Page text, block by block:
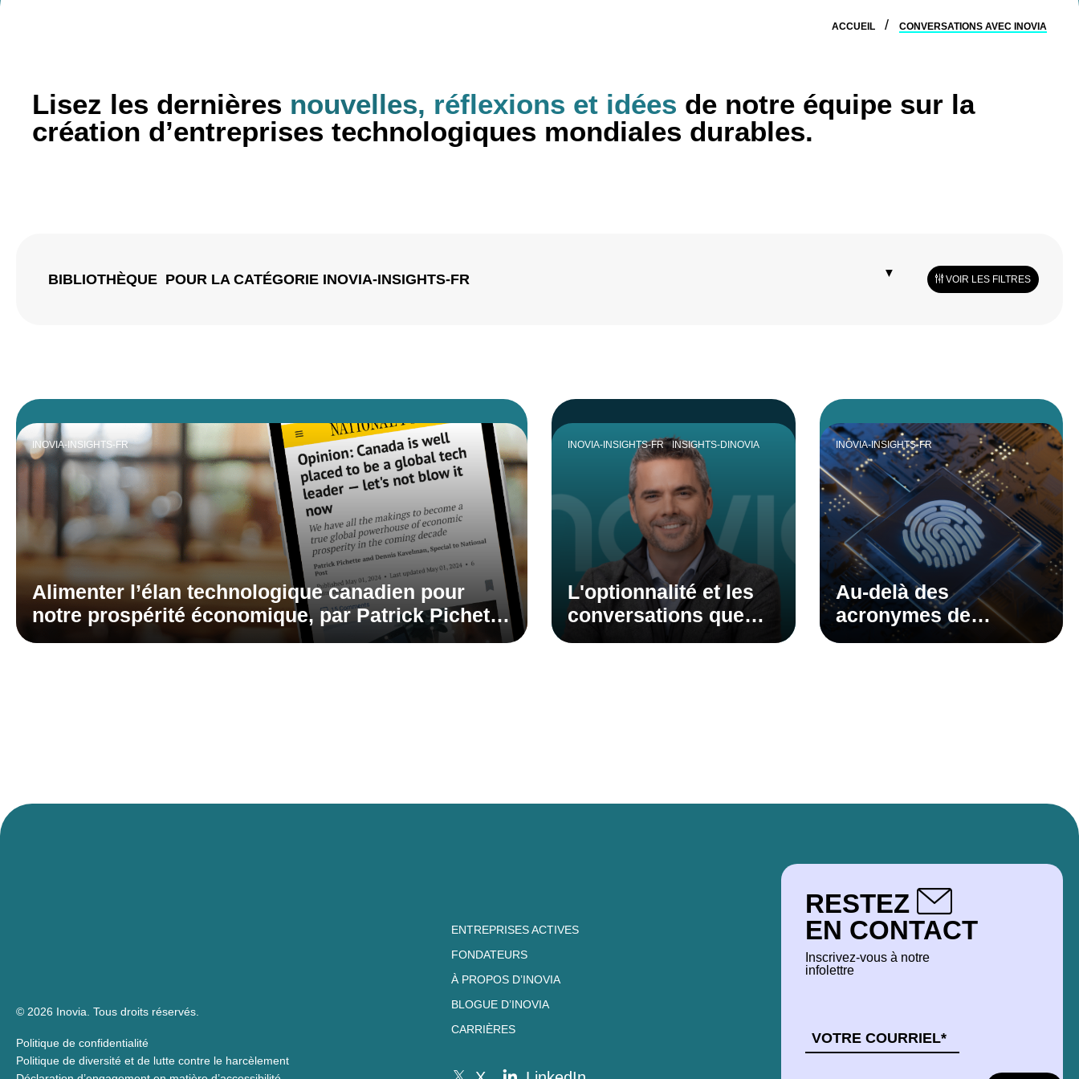
ACCUEIL CONVERSATIONS AVEC INOVIA
Lisez les dernières nouvelles, réflexions et idées de notre équipe sur la
création d’entreprises technologiques mondiales durables.
BIBLIOTHÈQUE POUR LA CATÉGORIE INOVIA-INSIGHTS-FR VOIR LES FILTRES
INOVIA-INSIGHTS-FR
Alimenter l’élan technologique canadien pour
notre prospérité économique, par Patrick Pichette
et Dennis Kavelman
INOVIA-INSIGHTS-FR INSIGHTS-DINOVIA
L'optionnalité et les
conversations que
vous devriez avoir
INOVIA-INSIGHTS-FR
Au-delà des
acronymes de
l’industrie : Explorer
© 2026 Inovia. Tous droits réservés.
Politique de confidentialité
Politique de diversité et de lutte contre le harcèlement
ENTREPRISES ACTIVES
FONDATEURS
À PROPOS D’INOVIA
BLOGUE D’INOVIA
CARRIÈRES
RESTEZ
EN CONTACT
Inscrivez-vous à notre
infolettre
COURRIEL
*